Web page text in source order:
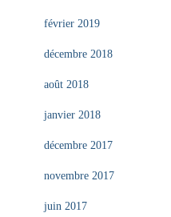
février 2019
décembre 2018
août 2018
janvier 2018
décembre 2017
novembre 2017
juin 2017